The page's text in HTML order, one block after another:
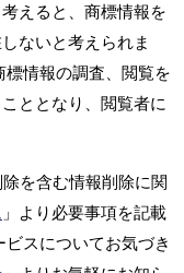
えると、商標情報を
ないと考えられま
情報の調査、閲覧を
ととなり、閲覧者に
を含む情報削除に関
」より必要事項を記載
スについてお気づき